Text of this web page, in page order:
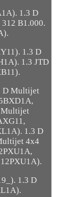
1.3 D
B1.000.
1.3 D
1.3 JTD
D Multijet
Multijet
1.3 D
4x4
1.3 D